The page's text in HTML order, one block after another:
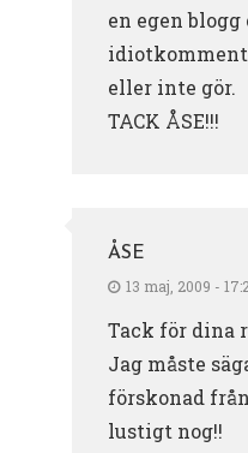
en egen blogg
eller inte gör.
TACK ÅSE!!!
ÅSE
13 maj, 2009 -
Tack för dina
Jag måste
förskonad
lustigt nog!!